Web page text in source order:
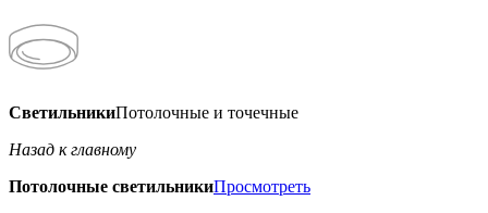
СветильникиПотолочные и точечные
Назад к главному
Потолочные светильникиПросмотреть